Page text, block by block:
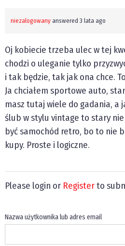
niezalogowany answered 3 lata ago
Oj kobiecie trzeba ulec w tej
chodzi o uleganie tylko
i tak będzie, tak jak ona chce.
Ja chciałem sportowe auto,
masz tutaj wiele do gadania, a
ślub w stylu vintage to stary
być samochód retro, bo to nie
kupy. Proste i logiczne.
Please login or Registerto
Nazwa użytkownika lub adres email